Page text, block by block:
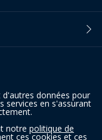
données pour
services en s'assurant
notre politique de
ces cookies et ces